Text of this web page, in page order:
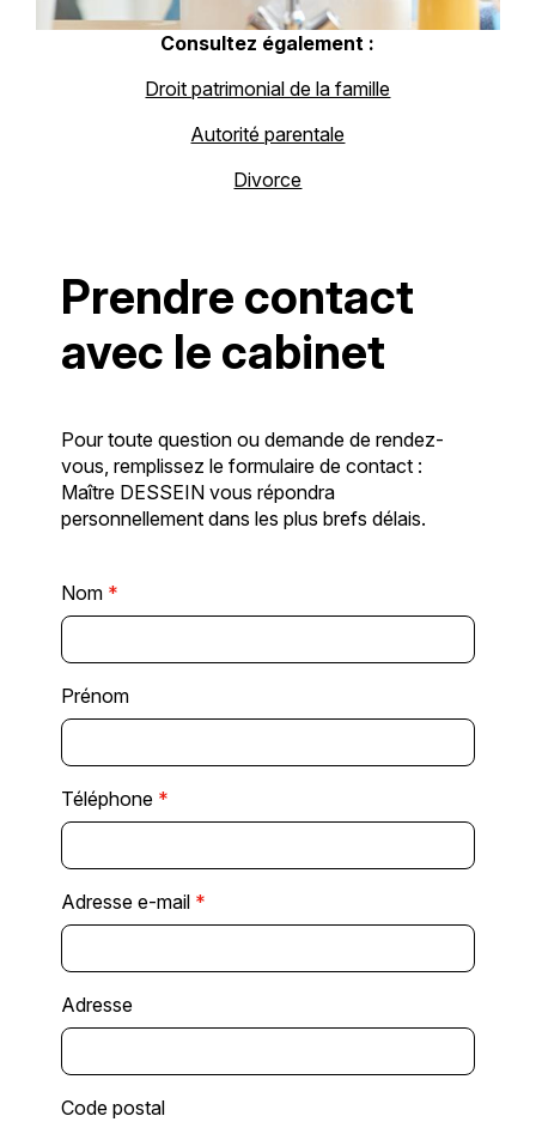
Consultez également :
Droit patrimonial de la famille
Autorité parentale
Divorce
Prendre contact
avec le cabinet
Pour toute question ou demande de rendez-
vous, remplissez le formulaire de contact :
Maître DESSEIN vous répondra
personnellement dans les plus brefs délais.
Nom *
Prénom
Téléphone *
Adresse e-mail *
Adresse
Code postal